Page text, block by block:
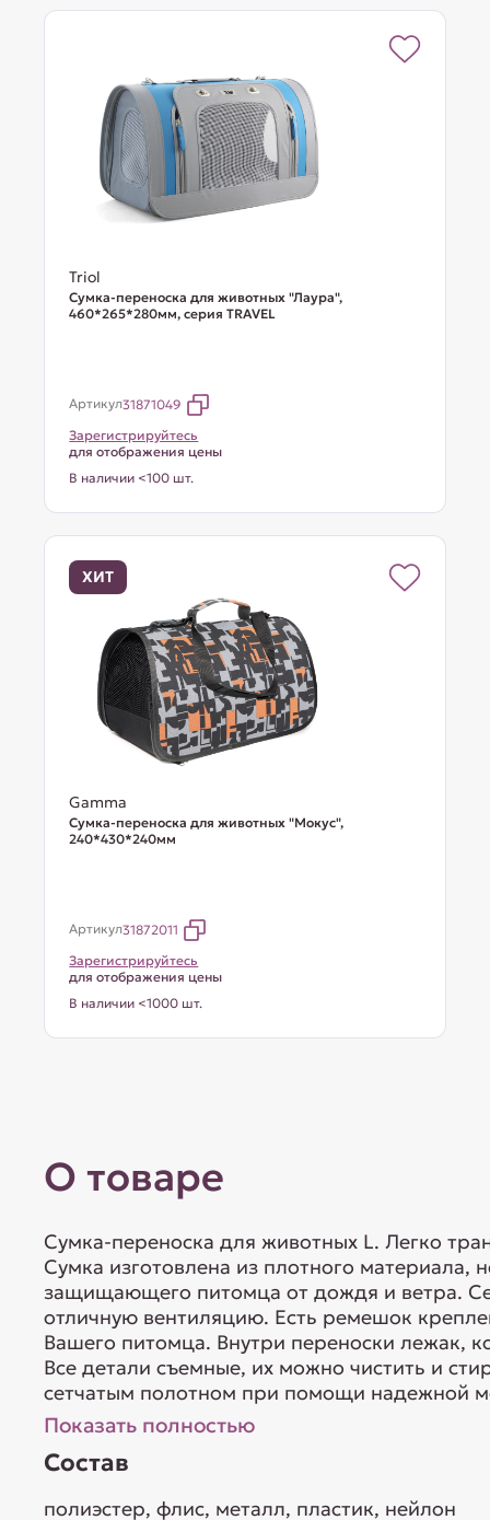
Triol
Сумка-переноска для животных "Лаура",
460*265*280мм, серия TRAVEL
Артикул31871049
Зарегистрируйтесь
для отображения цены
В наличии <100 шт.
ХИТ
Gamma
Сумка-переноска для животных "Мокус",
240*430*240мм
Артикул31872011
Зарегистрируйтесь
для отображения цены
В наличии <1000 шт.
О товаре
Сумка-переноска для животных L. Легко
Сумка изготовлена из плотного материала,
защищающего питомца от дождя и ветра.
отличную вентиляцию. Есть ремешок
Вашего питомца. Внутри переноски лежак,
Все детали съемные, их можно чистить и
сетчатым полотном при помощи надежной
Показать полностью
Состав
полиэстер, флис, металл, пластик, нейлон